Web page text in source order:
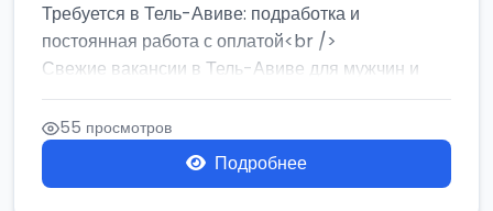
Требуется в Тель-Авиве: подработка и
постоянная работа с оплатой<br />
Свежие вакансии в Тель-Авиве для мужчин и
женщин от хозя...
55 просмотров
Подробнее